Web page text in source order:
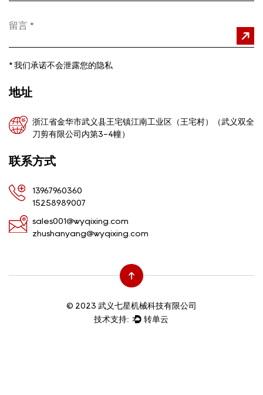
* 我们承诺不会泄露您的隐私
地址
浙江省金华市武义县王宅镇江南工业区（王宅村）（武义双全
刀剪有限公司内第3-4幢）
联系方式
13967960360
15258989007
sales001@wyqixing.com
zhushanyang@wyqixing.com
© 2023 武义七星机械科技有限公司